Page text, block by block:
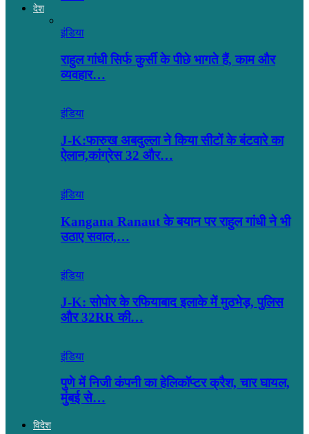
देश
इंडिया
राहुल गांधी सिर्फ कुर्सी के पीछे भागते हैं, काम और
व्यवहार…
इंडिया
J-K:फारुख अबदुल्ला ने किया सीटों के बंटवारे का
ऐलान,कांग्रेस 32 और…
इंडिया
Kangana Ranaut के बयान पर राहुल गांधी ने भी
उठाए सवाल,…
इंडिया
J-K: सोपोर के रफियाबाद इलाके में मुठभेड़, पुलिस
और 32RR की…
इंडिया
पुणे में निजी कंपनी का हेलिकॉप्टर क्रैश, चार घायल,
मुंबई से…
विदेश